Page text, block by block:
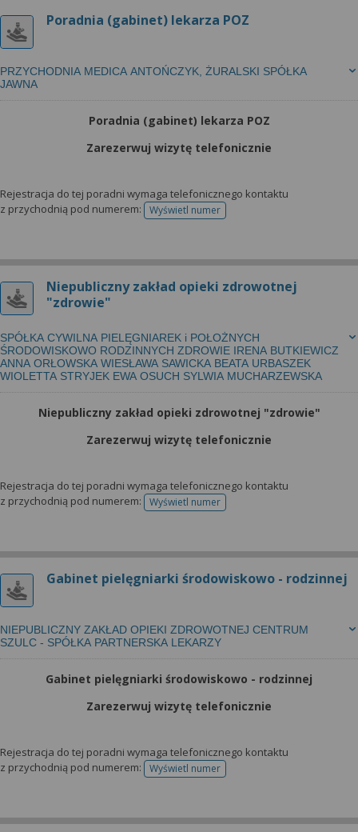
Poradnia (gabinet) lekarza POZ
PRZYCHODNIA MEDICA ANTOŃCZYK, ŻURALSKI SPÓŁKA
JAWNA
Poradnia (gabinet) lekarza POZ
Zarezerwuj wizytę telefonicznie
Rejestracja do tej poradni wymaga telefonicznego kontaktu
z przychodnią pod numerem:
Wyświetl numertelefonu do rejestracji
Niepubliczny zakład opieki zdrowotnej
"zdrowie"
SPÓŁKA CYWILNA PIELĘGNIAREK i POŁOŻNYCH
ŚRODOWISKOWO RODZINNYCH ZDROWIE IRENA BUTKIEWICZ
ANNA ORŁOWSKA WIESŁAWA SAWICKA BEATA URBASZEK
WIOLETTA STRYJEK EWA OSUCH SYLWIA MUCHARZEWSKA
Niepubliczny zakład opieki zdrowotnej "zdrowie"
Zarezerwuj wizytę telefonicznie
Rejestracja do tej poradni wymaga telefonicznego kontaktu
z przychodnią pod numerem:
Wyświetl numertelefonu do rejestracji
Gabinet pielęgniarki środowiskowo - rodzinnej
NIEPUBLICZNY ZAKŁAD OPIEKI ZDROWOTNEJ CENTRUM
SZULC - SPÓŁKA PARTNERSKA LEKARZY
Gabinet pielęgniarki środowiskowo - rodzinnej
Zarezerwuj wizytę telefonicznie
Rejestracja do tej poradni wymaga telefonicznego kontaktu
z przychodnią pod numerem:
Wyświetl numertelefonu do rejestracji